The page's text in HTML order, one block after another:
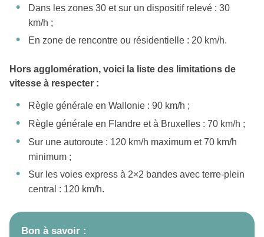
Dans les zones 30 et sur un dispositif relevé : 30
km/h ;
En zone de rencontre ou résidentielle : 20 km/h.
Hors agglomération, voici la liste des limitations de
vitesse à respecter :
Règle générale en Wallonie : 90 km/h ;
Règle générale en Flandre et à Bruxelles : 70 km/h ;
Sur une autoroute : 120 km/h maximum et 70 km/h
minimum ;
Sur les voies express à 2×2 bandes avec terre-plein
central : 120 km/h.
Bon à savoir :